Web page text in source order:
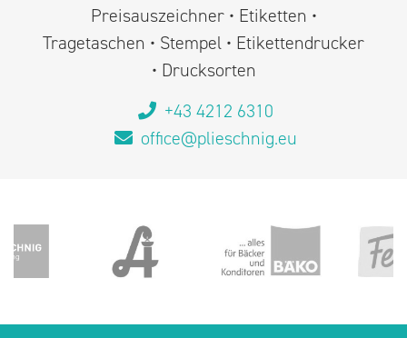
Preisauszeichner • Etiketten •
Tragetaschen • Stempel • Etikettendrucker
• Drucksorten
+43 4212 6310
office@plieschnig.eu